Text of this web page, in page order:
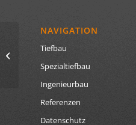
NAVIGATION
Tiefbau
Spezialtiefbau
Ingenieurbau
Referenzen
Datenschutz
Neubau Messehallen
C5/C6